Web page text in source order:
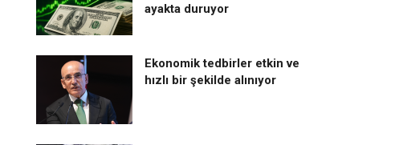
ayakta duruyor
Ekonomik tedbirler etkin ve
hızlı bir şekilde alınıyor